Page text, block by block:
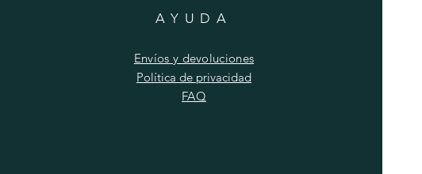
AYUDA
Envíos y devoluciones
Política de privacidad
FAQ